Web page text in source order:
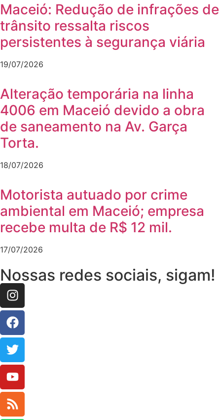
Maceió: Redução de infrações de
trânsito ressalta riscos
persistentes à segurança viária
19/07/2026
Alteração temporária na linha
4006 em Maceió devido a obra
de saneamento na Av. Garça
Torta.
18/07/2026
Motorista autuado por crime
ambiental em Maceió; empresa
recebe multa de R$ 12 mil.
17/07/2026
Nossas redes sociais, sigam!